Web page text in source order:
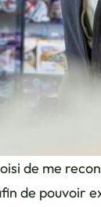
de me
de